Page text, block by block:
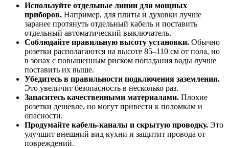
Используйте отдельные линии для мощных
приборов. Например, для плиты и духовки лучше
заранее протянуть отдельный кабель и поставить
отдельный автоматический выключатель.
Соблюдайте правильную высоту установки. Обычно
розетки располагаются на высоте 85–110 см от пола, но
в зонах с повышенным риском попадания воды лучше
поставить их выше.
Убедитесь в правильности подключения заземления.
Это увеличит безопасность в несколько раз.
Запаситесь качественными материалами. Плохие
розетки дешевле, но могут привести к поломкам и
опасности.
Продумайте кабель-каналы и скрытую проводку. Это
улучшит внешний вид кухни и защитит провода от
повреждений.